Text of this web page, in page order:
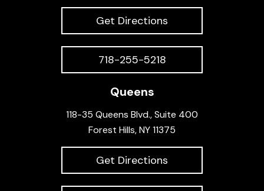
Get Directions
718-255-5218
Queens
118-35 Queens Blvd., Suite 400
Forest Hills, NY 11375
Get Directions